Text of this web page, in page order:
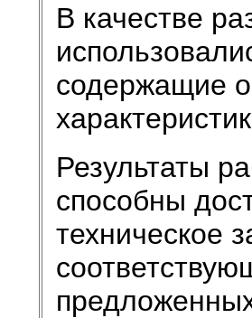
В качестве
содержащие
Результаты
способны
техническое